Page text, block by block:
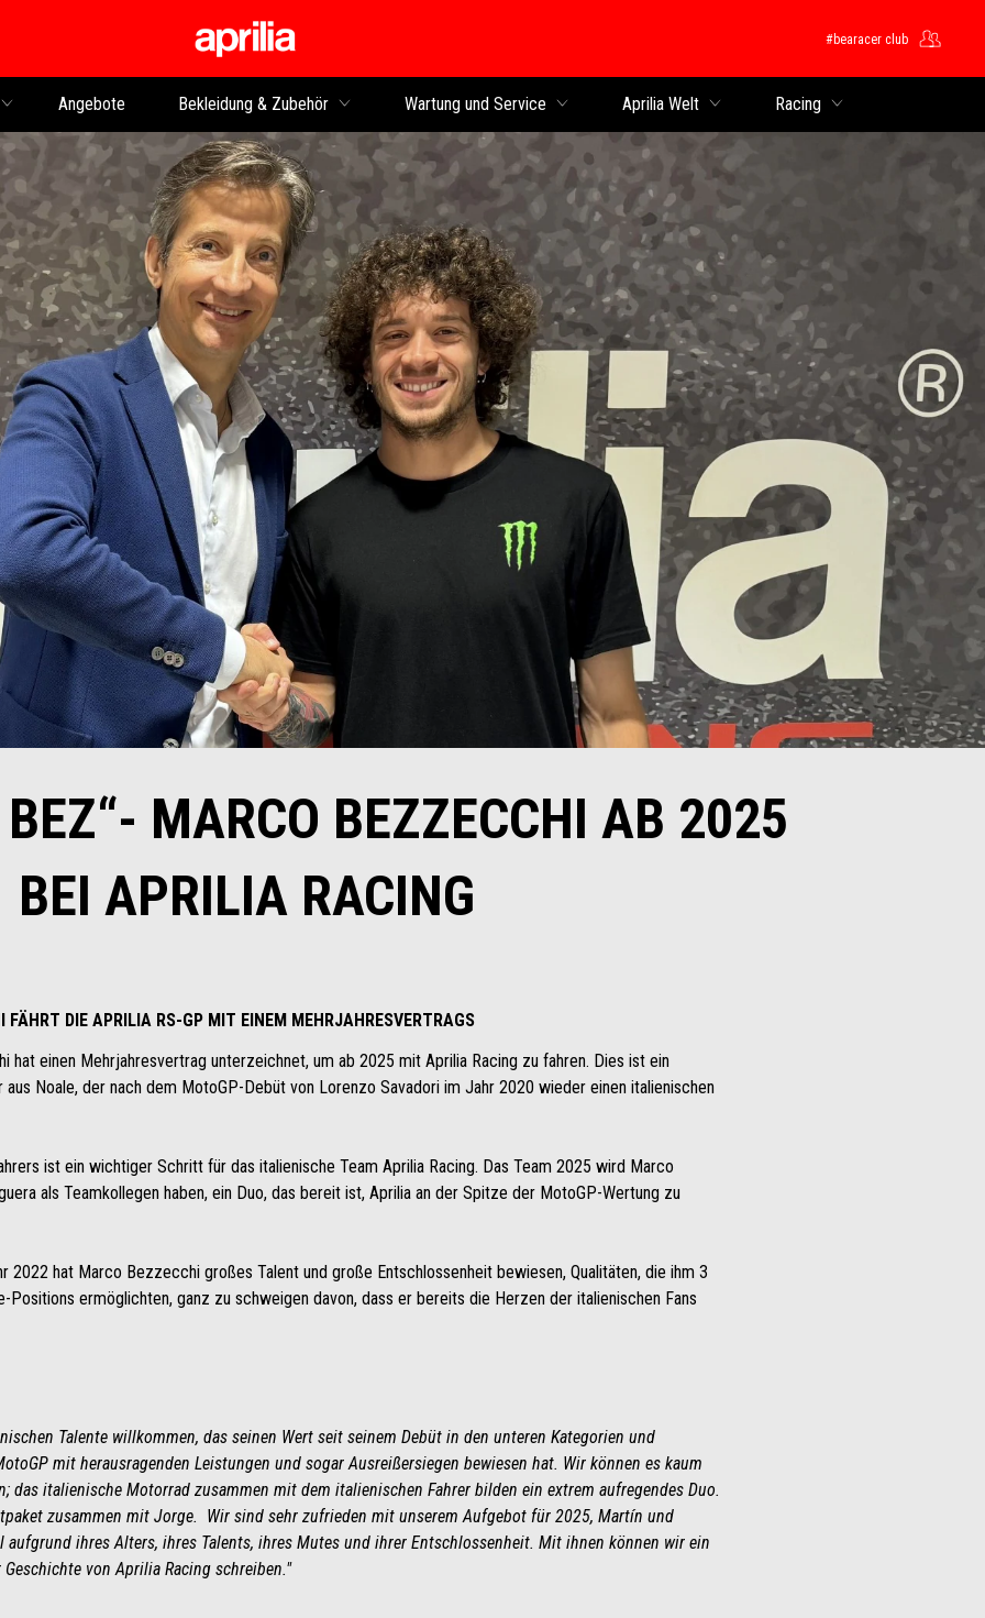
#bearacer club
Angebote Bekleidung & Zubehör Wartung und Service Aprilia Welt Racing
MARCO BEZZECCHI AB 2025
BEI APRILIA RACING
FÄHRT DIE APRILIA RS-GP MIT EINEM MEHRJAHRESVERTRAGS
hat einen Mehrjahresvertrag unterzeichnet, um ab 2025 mit Aprilia Racing zu fahren. Dies ist ein
Noale, der nach dem MotoGP-Debüt von Lorenzo Savadori im Jahr 2020 wieder einen italienischen
ist ein wichtiger Schritt für das italienische Team Aprilia Racing. Das Team 2025 wird Marco
als Teamkollegen haben, ein Duo, das bereit ist, Aprilia an der Spitze der MotoGP-Wertung zu
2022 hat Marco Bezzecchi großes Talent und große Entschlossenheit bewiesen, Qualitäten, die ihm 3
Positions ermöglichten, ganz zu schweigen davon, dass er bereits die Herzen der italienischen Fans
Talente willkommen, das seinen Wert seit seinem Debüt in den unteren Kategorien und
mit herausragenden Leistungen und sogar Ausreißersiegen bewiesen hat. Wir können es kaum
das italienische Motorrad zusammen mit dem italienischen Fahrer bilden ein extrem aufregendes Duo.
zusammen mit Jorge. Wir sind sehr zufrieden mit unserem Aufgebot für 2025, Martín und
aufgrund ihres Alters, ihres Talents, ihres Mutes und ihrer Entschlossenheit. Mit ihnen können wir ein
von Aprilia Racing schreiben."